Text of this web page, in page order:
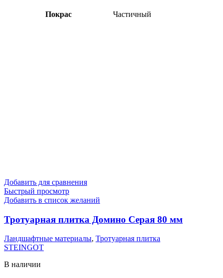
Покрас Частичный
Добавить для сравнения
Быстрый просмотр
Добавить в список желаний
Тротуарная плитка Домино Серая 80 мм
Ландшафтные материалы, Тротуарная плитка
STEINGOT
В наличии